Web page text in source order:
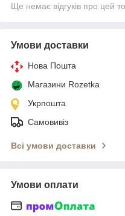
Ще немає відгуків про цей
Умови доставки
Нова Пошта
Магазини Rozetka
Укрпошта
Самовивіз
Всі умови доставки
Умови оплати